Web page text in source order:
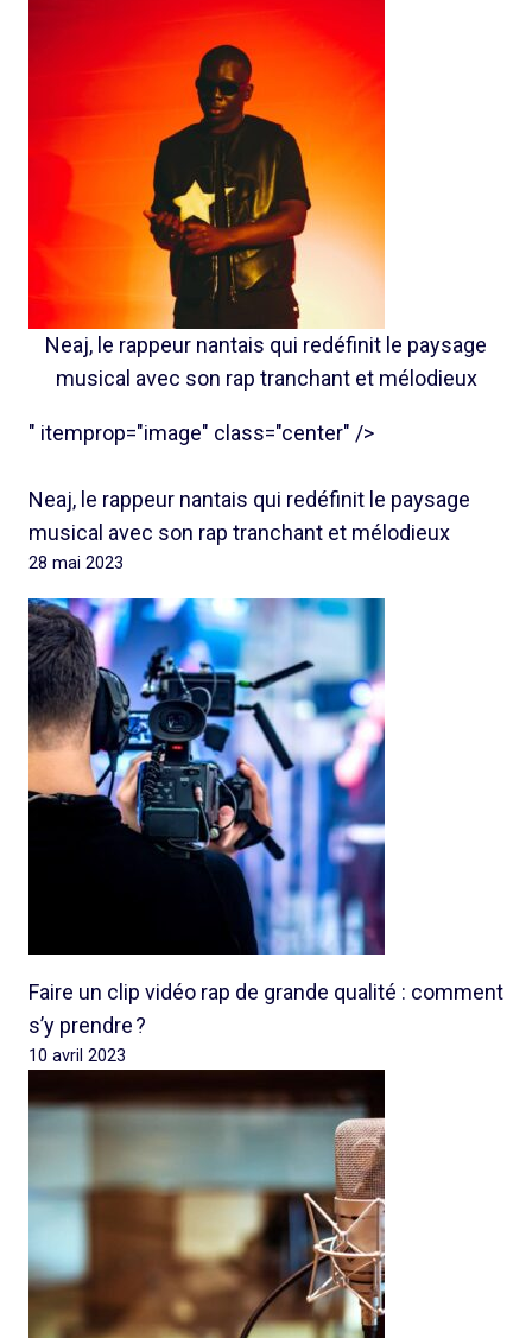
Neaj, le rappeur nantais qui redéfinit le paysage
musical avec son rap tranchant et mélodieux
" itemprop="image" class="center" />
Neaj, le rappeur nantais qui redéfinit le paysage
musical avec son rap tranchant et mélodieux
28 mai 2023
Faire un clip vidéo rap de grande qualité : comment
s’y prendre ?
10 avril 2023